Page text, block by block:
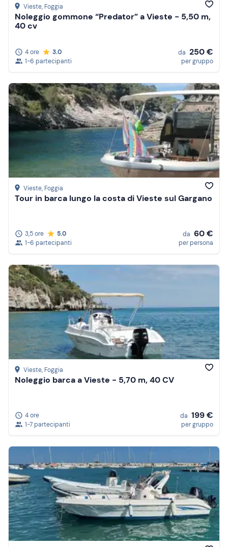
Vieste, Foggia
Noleggio gommone “Predator” a Vieste - 5,50 m,
40 cv
4 ore
3.0
1-6 partecipanti
da 250 €
per gruppo
Vieste, Foggia
Tour in barca lungo la costa di Vieste sul Gargano
3,5 ore
5.0
1-6 partecipanti
da 60 €
per persona
Vieste, Foggia
Noleggio barca a Vieste - 5,70 m, 40 CV
4 ore
1-7 partecipanti
da 199 €
per gruppo